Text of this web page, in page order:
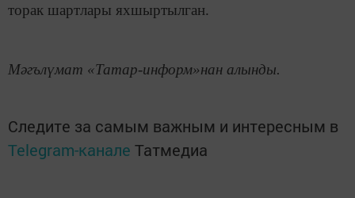
торак шартлары яхшыртылган.
Мәгълүмат «Татар-информ»нан алынды.
Следите за самым важным и интересным в
Telegram-канале Татмедиа